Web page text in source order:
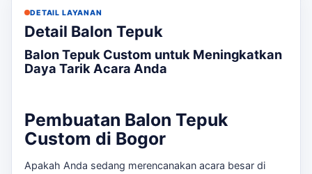
DETAIL LAYANAN
Detail Balon Tepuk
Balon Tepuk Custom untuk Meningkatkan
Daya Tarik Acara Anda
Pembuatan Balon Tepuk
Custom di Bogor
Apakah Anda sedang merencanakan acara besar di